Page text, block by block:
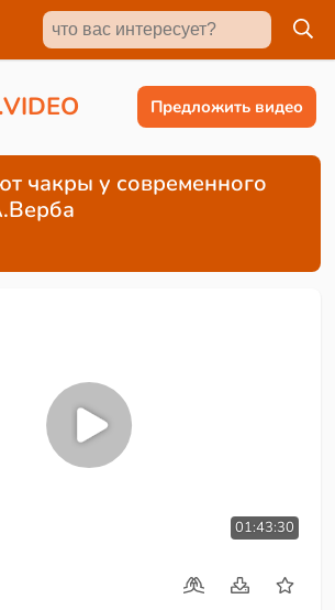
.VIDEO Предложить видео
чакры у современного
01:43:30